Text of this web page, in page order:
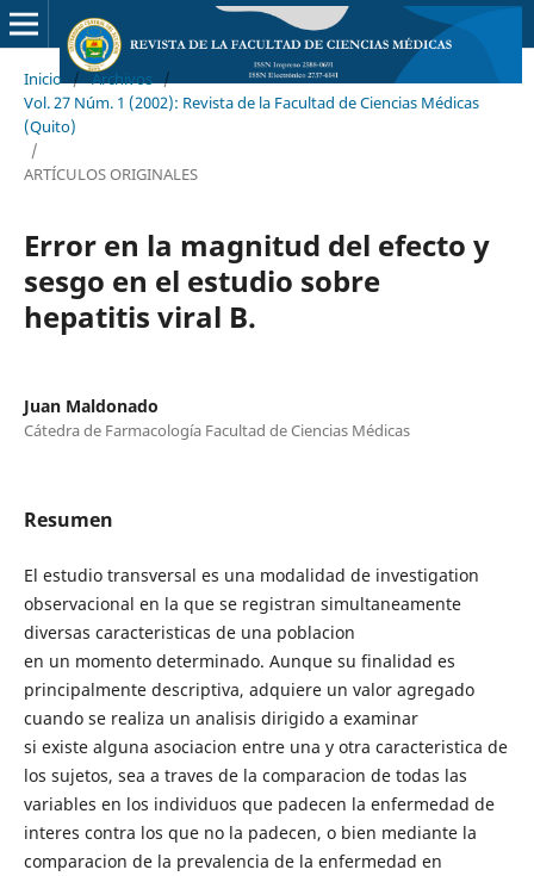
Inicio / Archivos /
Vol. 27 Núm. 1 (2002): Revista de la Facultad de Ciencias Médicas
(Quito)
/
ARTÍCULOS ORIGINALES
Error en la magnitud del efecto y
sesgo en el estudio sobre
hepatitis viral B.
Juan Maldonado
Cátedra de Farmacología Facultad de Ciencias Médicas
Resumen
El estudio transversal es una modalidad de investigation
observacional en la que se registran simultaneamente
diversas caracteristicas de una poblacion
en un momento determinado. Aunque su finalidad es
principalmente descriptiva, adquiere un valor agregado
cuando se realiza un analisis dirigido a examinar
si existe alguna asociacion entre una y otra caracteristica de
los sujetos, sea a traves de la comparacion de todas las
variables en los individuos que padecen la enfermedad de
interes contra los que no la padecen, o bien mediante la
comparacion de la prevalencia de la enfermedad en